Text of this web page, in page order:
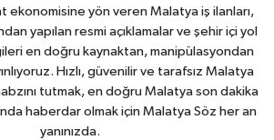
ekonomisine yön veren Malatya iş ilanları,
yapılan resmi açıklamalar ve şehir içi yol
en doğru kaynaktan, manipülasyondan
Hızlı, güvenilir ve tarafsız Malatya
tutmak, en doğru Malatya son dakika
haberdar olmak için Malatya Söz her an
yanınızda.